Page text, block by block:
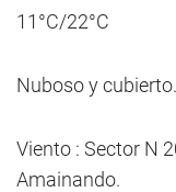
11°C/22°C
Nuboso y cubierto.
Viento : Sector N
Amainando.